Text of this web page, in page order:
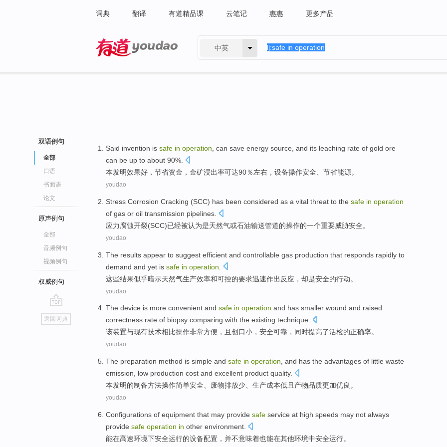
词典 翻译 有道精品课 云笔记 惠惠 更多产品
中英
双语例句
全部
口语
书面语
论文
原声例句
全部
音频例句
视频例句
权威例句
go
top
返回词典
Said invention is safe in operation can save energy source , and its leaching rate of gold ore
can be up to about 90%.
本发明效果好， 节省资金， 金矿浸出率可达90％左右，设备操作安全 、节省能源。
youdao
Stress Corrosion Cracking (SCC) has been considered as a vital threat to the safe in operation
of gas or oil transmission pipelines
应力腐蚀开裂(SCC)已经被认为是天然气或石油输送管道的操作的一个重要威胁安全。
youdao
The results appear to suggest efficient and controllable gas production that responds rapidly to
demand and yet is safe in operation
这些结果似乎暗示天然气生产效率和可控的要求迅速作出反应 ， 却是安全的行动。
youdao
The device is more convenient and safe in operation and has smaller wound and raised
correctness rate of biopsy comparing with the existing technique.
该装置与现有技术相比操作非常方便 ，且 创口小 ， 安全可靠 ， 同时提高了活检的正确率。
youdao
The preparation method is simple and safe in operation , and has the advantages of little waste
emission
low production cost and excellent product quality.
本发明的制备方法操作简单安全 废物排放少 生产成本低 且 产物品质更加优良 。
youdao
Configurations of equipment that may provide safe service at high speeds may not always
provide safe operation in other environment
能在高速环境下安全运行的设备配置 ， 并不意味着也能在其他环境中安全运行。